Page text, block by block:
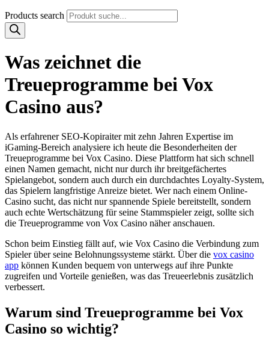
Products search
Was zeichnet die
Treueprogramme bei Vox
Casino aus?
Als erfahrener SEO-Kopiraiter mit zehn Jahren Expertise im
iGaming-Bereich analysiere ich heute die Besonderheiten der
Treueprogramme bei Vox Casino. Diese Plattform hat sich schnell
einen Namen gemacht, nicht nur durch ihr breitgefächertes
Spielangebot, sondern auch durch ein durchdachtes Loyalty-System,
das Spielern langfristige Anreize bietet. Wer nach einem Online-
Casino sucht, das nicht nur spannende Spiele bereitstellt, sondern
auch echte Wertschätzung für seine Stammspieler zeigt, sollte sich
die Treueprogramme von Vox Casino näher anschauen.
Schon beim Einstieg fällt auf, wie Vox Casino die Verbindung zum
Spieler über seine Belohnungssysteme stärkt. Über die vox casino
app können Kunden bequem von unterwegs auf ihre Punkte
zugreifen und Vorteile genießen, was das Treueerlebnis zusätzlich
verbessert.
Warum sind Treueprogramme bei Vox
Casino so wichtig?